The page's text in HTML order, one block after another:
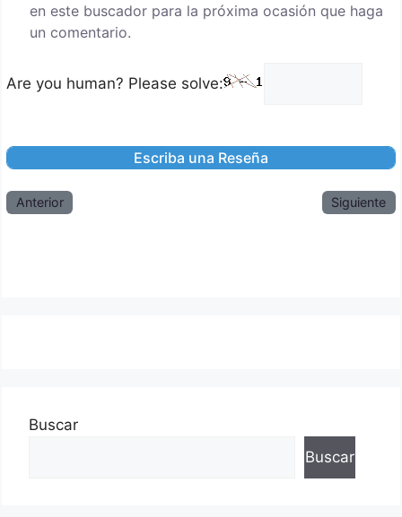
en este buscador para la próxima ocasión que haga
un comentario.
Are you human? Please solve:
Anterior Siguiente
Buscar
Buscar